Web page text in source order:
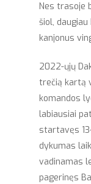
Nes trasoje
šiol,
kanjonus
2022-ųjų
trečią kartą
komandos
labiausiai
startavęs
dykumas
vadinamas
pagerinęs